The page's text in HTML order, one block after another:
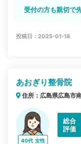
受付の方も親切で
投稿日：2025-01-18
あおぎり整骨院
住所：広島県広島市
40代 女性
総合
評価